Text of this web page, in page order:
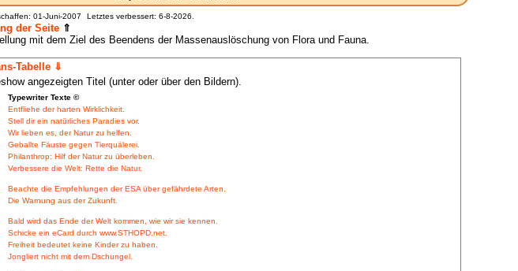
01-Juni-2007 Letztes verbessert: 6-8-2026.
der Seite⇑
mit dem Ziel des Beendens der Massenauslöschung von Flora und Fauna.
Tabelle ⇓
angezeigten Titel (unter oder über den Bildern).
Typewriter Texte ©
Entfliehe der harten Wirklichkeit.
Stell dir ein natürliches Paradies vor.
Wir lieben es, der Natur zu helfen.
Geballte Fäuste gegen Tierquälerei.
Philanthrop: Hilf der Natur zu überleben.
Verbessere die Welt: Rette die Natur.
Beachte die Empfehlungen der ESA über gefährdete Arten.
Die Warnung aus der Zukunft.
Bald wird das Ende der Welt kommen, wie wir sie kennen.
Schicke ein eCard durch www.STHOPD.net.
Freiheit bedeutet keine Kinder zu haben.
Jongliert nicht mit dem Dschungel.